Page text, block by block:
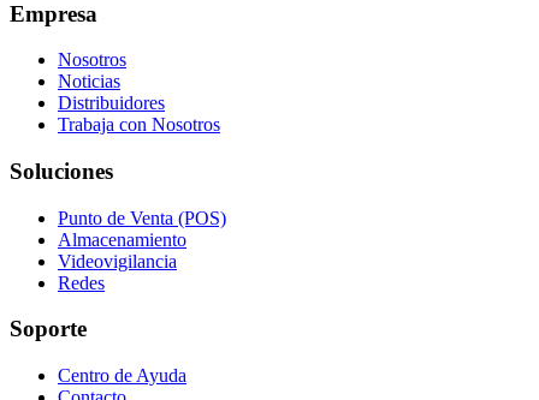
Empresa
Nosotros
Noticias
Distribuidores
Trabaja con Nosotros
Soluciones
Punto de Venta (POS)
Almacenamiento
Videovigilancia
Redes
Soporte
Centro de Ayuda